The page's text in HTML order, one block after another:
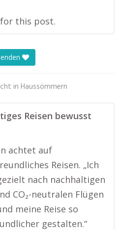
this post.
in Haussömmern
Reisen bewusst
achtet auf
Reisen. „Ich
nach nachhaltigen
CO₂-neutralen Flügen
meine Reise so
gestalten.“